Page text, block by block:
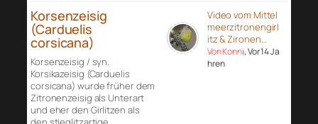
Korsenzeisig
(Carduelis
corsicana)
Korsenzeisig / syn.
Korsikazeisig (Carduelis
corsicana) wurde früher dem
Zitronenzeisig als Unterart
und eher den Girlitzen als
Video vom Mittel
meerzitronengirl
itz & Zironen…
Von Konni, Vor 14 Ja
hren